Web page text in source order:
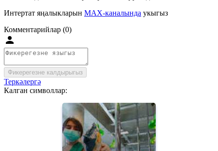
Интертат яңалыкларын MAX-каналында укыгыз
Комментарийлар (0)
Фикерегезне калдырыгыз
Теркәлергә
Калган символлар: